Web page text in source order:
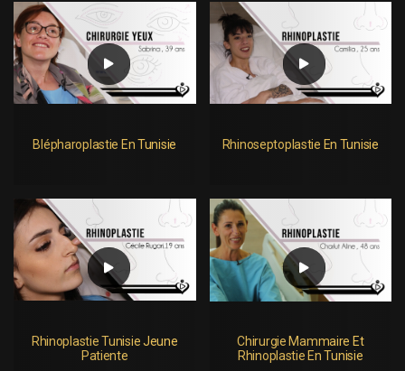
Blépharoplastie En Tunisie Rhinoseptoplastie En Tunisie
Rhinoplastie Tunisie Jeune
Patiente
Chirurgie Mammaire Et
Rhinoplastie En Tunisie